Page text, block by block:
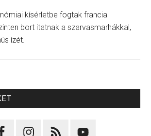
kísérletbe fogtak francia
bort itatnak a szarvasmarhákkal,
ízét.